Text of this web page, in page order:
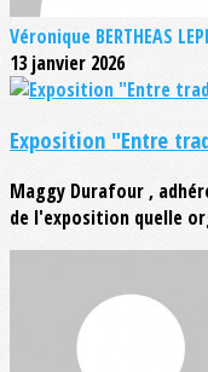
Véronique BERTHEAS
13 janvier 2026
Exposition "Entre
Maggy Durafour ,
de l'exposition quelle